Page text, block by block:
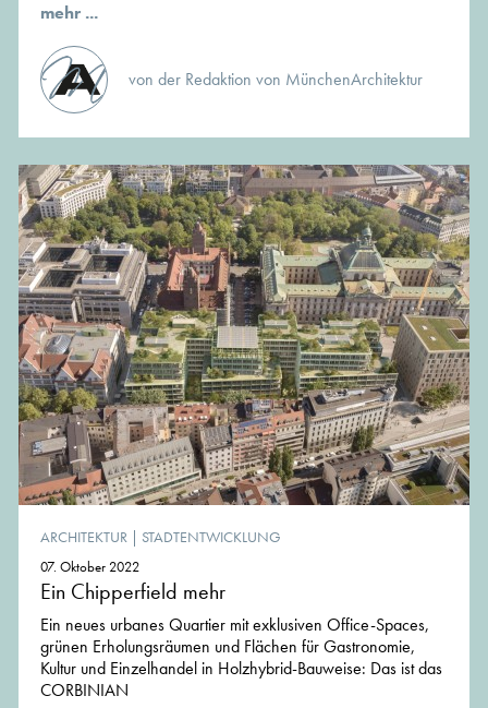
mehr ...
von der Redaktion von MünchenArchitektur
ARCHITEKTUR | STADTENTWICKLUNG
07. Oktober 2022
Ein Chipperfield mehr
Ein neues urbanes Quartier mit exklusiven Office-Spaces,
grünen Erholungsräumen und Flächen für Gastronomie,
Kultur und Einzelhandel in Holzhybrid-Bauweise: Das ist das
CORBINIAN